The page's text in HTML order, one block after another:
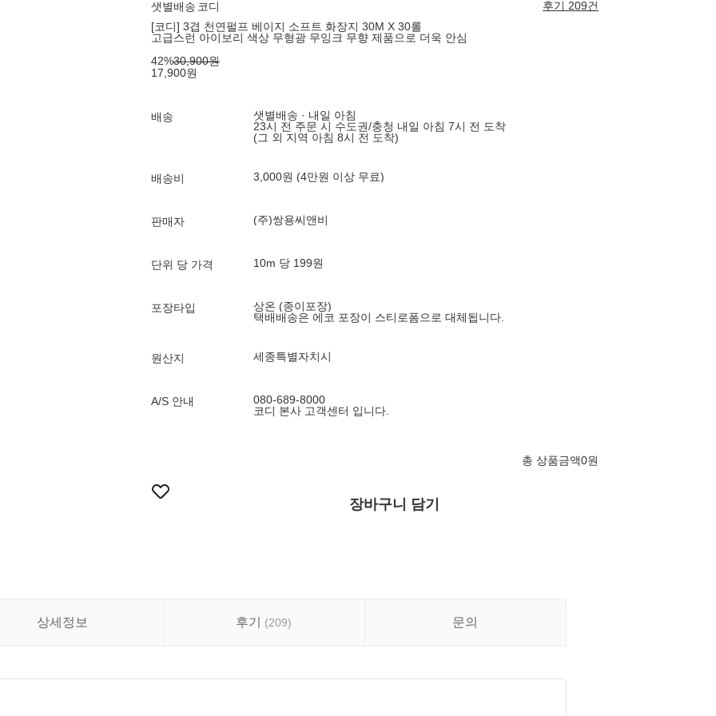
샛별배송 코디
후기 209건
[코디] 3겹 천연펄프 베이지 소프트 화장지 30M X 30롤
고급스런 아이보리 색상 무형광 무잉크 무향 제품으로 더욱 안심
42%30,900원
17,900원
배송
샛별배송 · 내일 아침
23시 전 주문 시 수도권/충청 내일 아침 7시 전 도착
(그 외 지역 아침 8시 전 도착)
배송비 3,000원 (4만원 이상 무료)
판매자 (주)쌍용씨앤비
단위 당 가격 10m 당 199원
포장타입
상온 (종이포장)
택배배송은 에코 포장이 스티로폼으로 대체됩니다.
원산지 세종특별자치시
A/S 안내
080-689-8000
코디 본사 고객센터 입니다.
총 상품금액0원
장바구니 담기
상세정보 후기 (209) 문의